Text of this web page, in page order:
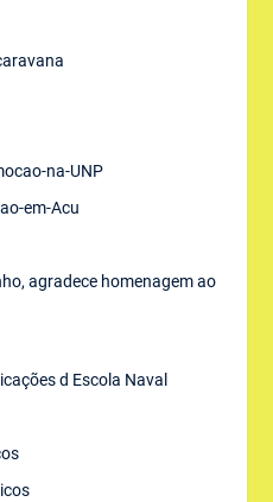
na-UNP
em-Acu
agradece homenagem ao
d Escola Naval